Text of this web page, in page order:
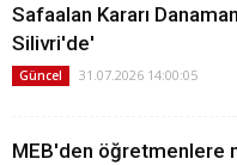
Safaalan Kararı
Silivri'de'
Güncel 31.07.2026 14:00:05
MEB'den öğretmenlere